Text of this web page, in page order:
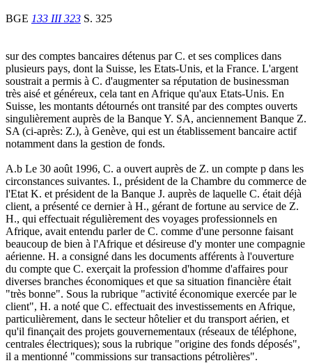
BGE 133 III 323 S. 325
sur des comptes bancaires détenus par C. et ses complices dans
plusieurs pays, dont la Suisse, les Etats-Unis, et la France. L'argent
soustrait a permis à C. d'augmenter sa réputation de businessman
très aisé et généreux, cela tant en Afrique qu'aux Etats-Unis. En
Suisse, les montants détournés ont transité par des comptes ouverts
singulièrement auprès de la Banque Y. SA, anciennement Banque Z.
SA (ci-après: Z.), à Genève, qui est un établissement bancaire actif
notamment dans la gestion de fonds.
A.b Le 30 août 1996, C. a ouvert auprès de Z. un compte p dans les
circonstances suivantes. I., président de la Chambre du commerce de
l'Etat K. et président de la Banque J. auprès de laquelle C. était déjà
client, a présenté ce dernier à H., gérant de fortune au service de Z.
H., qui effectuait régulièrement des voyages professionnels en
Afrique, avait entendu parler de C. comme d'une personne faisant
beaucoup de bien à l'Afrique et désireuse d'y monter une compagnie
aérienne. H. a consigné dans les documents afférents à l'ouverture
du compte que C. exerçait la profession d'homme d'affaires pour
diverses branches économiques et que sa situation financière était
"très bonne". Sous la rubrique "activité économique exercée par le
client", H. a noté que C. effectuait des investissements en Afrique,
particulièrement, dans le secteur hôtelier et du transport aérien, et
qu'il finançait des projets gouvernementaux (réseaux de téléphone,
centrales électriques); sous la rubrique "origine des fonds déposés",
il a mentionné "commissions sur transactions pétrolières".